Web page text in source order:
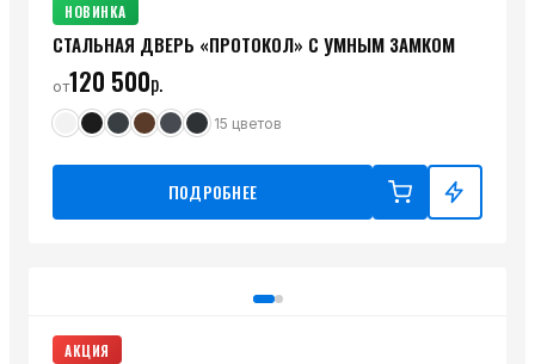
НОВИНКА
СТАЛЬНАЯ ДВЕРЬ «ПРОТОКОЛ» С УМНЫМ ЗАМКОМ
от120 500р.
15 цветов
ПОДРОБНЕЕ
АКЦИЯ